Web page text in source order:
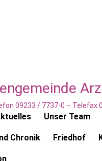
09233 / 7737-0 –
Unser Team
Chronik Friedhof